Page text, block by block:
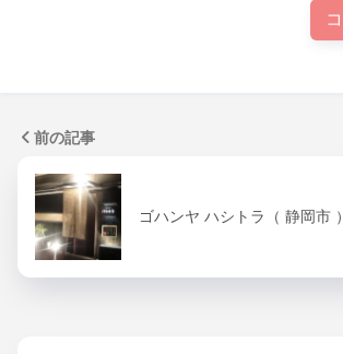
前の記事
ゴハンヤ ハシトラ（ 静岡市 ）